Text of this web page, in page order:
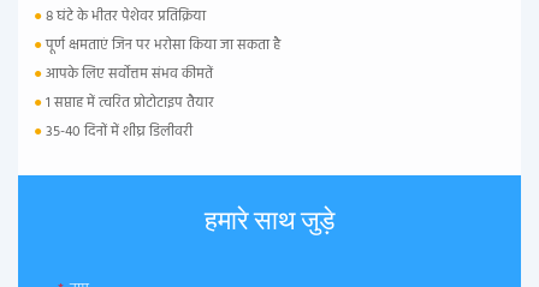
●8 घंटे के भीतर पेशेवर प्रतिक्रिया
●पूर्ण क्षमताएं जिन पर भरोसा किया जा सकता है
●आपके लिए सर्वोत्तम संभव कीमतें
●1 सप्ताह में त्वरित प्रोटोटाइप तैयार
●35-40 दिनों में शीघ्र डिलीवरी
हमारे साथ जुड़े